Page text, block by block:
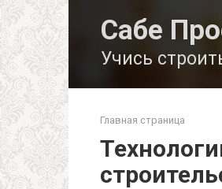
Сабе
Учись
Главная страница